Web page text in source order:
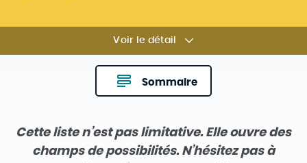
Voir le détail
Sommaire
Cette liste n’est pas limitative. Elle ouvre des
champs de possibilités. N’hésitez pas à